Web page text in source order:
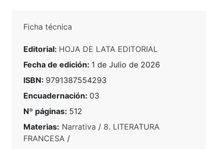
Ficha técnica
Editorial: HOJA DE LATA EDITORIAL
Fecha de edición: 1 de Julio de 2026
ISBN: 9791387554293
Encuadernación: 03
Nº páginas: 512
Materias: Narrativa / 8. LITERATURA
FRANCESA /